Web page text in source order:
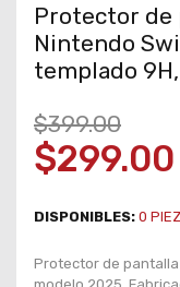
Protector de
Nintendo
templado
$399.00
$299.00
DISPONIBLES: 0
Protector de